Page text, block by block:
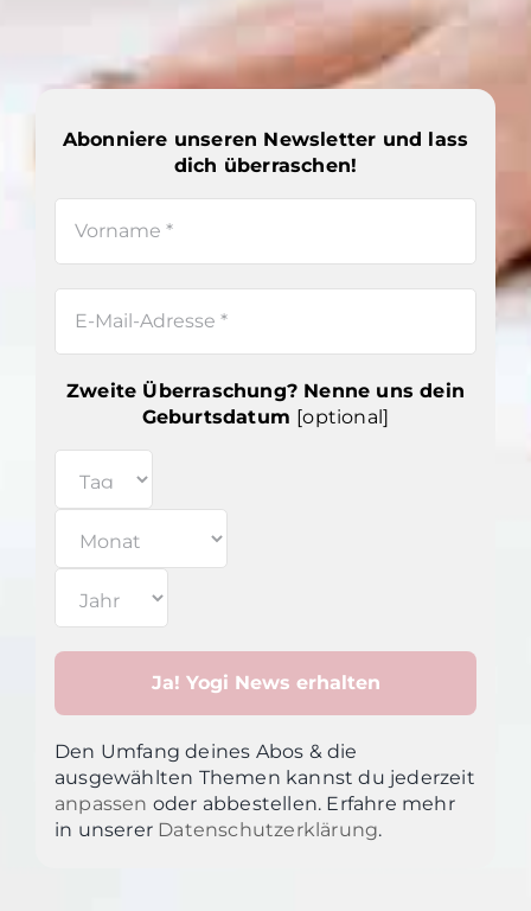
Abonniere unseren Newsletter und lass
dich überraschen!
Zweite Überraschung? Nenne uns dein
Geburtsdatum [optional]
Den Umfang deines Abos & die
ausgewählten Themen kannst du jederzeit
anpassen oder abbestellen. Erfahre mehr
in unserer Datenschutzerklärung.